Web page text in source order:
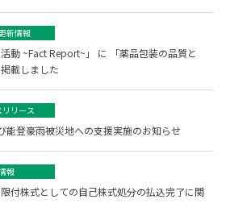
新情報
動 ~Fact Report~」 に 「薬品包装の品質と
載しました
リリース
能登豪雨被災地への支援実施のお知らせ
報
付株式としての自己株式処分の払込完了に関